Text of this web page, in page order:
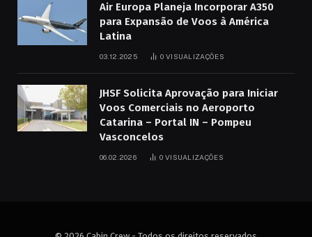
Air Europa Planeja Incorporar A350
para Expansão de Voos à América
Latina
03.12.2025 0 VISUALIZAÇÕES
JHSF Solicita Aprovação para Iniciar
Voos Comerciais no Aeroporto
Catarina – Portal IN – Pompeu
Vasconcelos
06.02.2026 0 VISUALIZAÇÕES